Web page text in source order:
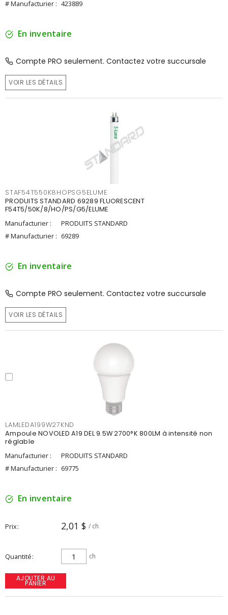
# Manufacturier : 423889
En inventaire
Compte PRO seulement. Contactez votre succursale
VOIR LES DÉTAILS
STAF54T550K8HOPSG5ELUME
PRODUITS STANDARD 69289 FLUORESCENT
F54T5/50K/8/HO/PS/G5/ELUME
Manufacturier :
PRODUITS STANDARD
# Manufacturier : 69289
En inventaire
Compte PRO seulement. Contactez votre succursale
VOIR LES DÉTAILS
LAMLEDA199W27KND
Ampoule NOVOLED A19 DEL 9.5W 2700°K 800LM à intensité non
réglable
Manufacturier :
PRODUITS STANDARD
# Manufacturier : 69775
En inventaire
Prix 2,01 $ / ch
Quantité ch
AJOUTER AU
PANIER